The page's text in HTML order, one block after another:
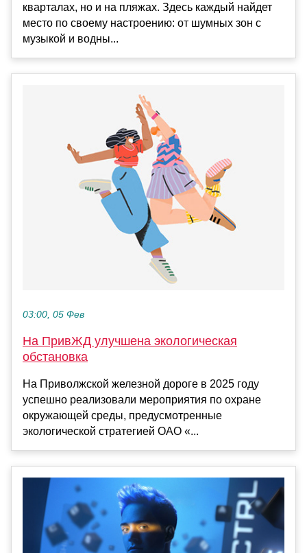
кварталах, но и на пляжах. Здесь каждый найдет
место по своему настроению: от шумных зон с
музыкой и водны...
03:00, 05 Фев
На ПривЖД улучшена экологическая
обстановка
На Приволжской железной дороге в 2025 году
успешно реализовали мероприятия по охране
окружающей среды, предусмотренные
экологической стратегией ОАО «...